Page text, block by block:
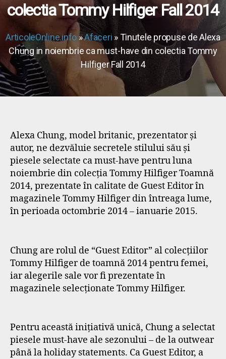
colectia Tommy Hilfiger Fall 2014
ArticoleOnline.info »Afaceri » Tinutele propuse de Alexa
Chung in noiembrie ca must-have din colectia Tommy
Hilfiger Fall 2014
Alexa Chung, model britanic, prezentator şi
autor, ne dezvăluie secretele stilului său şi
piesele selectate ca must-have pentru luna
noiembrie din colecţia Tommy Hilfiger Toamnă
2014, prezentate în calitate de Guest Editor în
magazinele Tommy Hilfiger din întreaga lume,
în perioada octombrie 2014 – ianuarie 2015.
Chung are rolul de “Guest Editor” al colecţiilor
Tommy Hilfiger de toamnă 2014 pentru femei,
iar alegerile sale vor fi prezentate în
magazinele selecţionate Tommy Hilfiger.
Pentru această iniţiativă unică, Chung a selectat
piesele must-have ale sezonului – de la outwear
până la holiday statements. Ca Guest Editor, a